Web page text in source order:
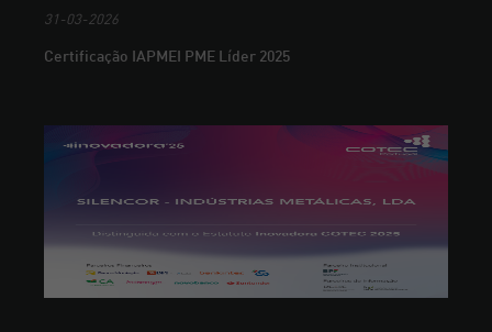
31-03-2026
Certificação IAPMEI PME Líder 2025